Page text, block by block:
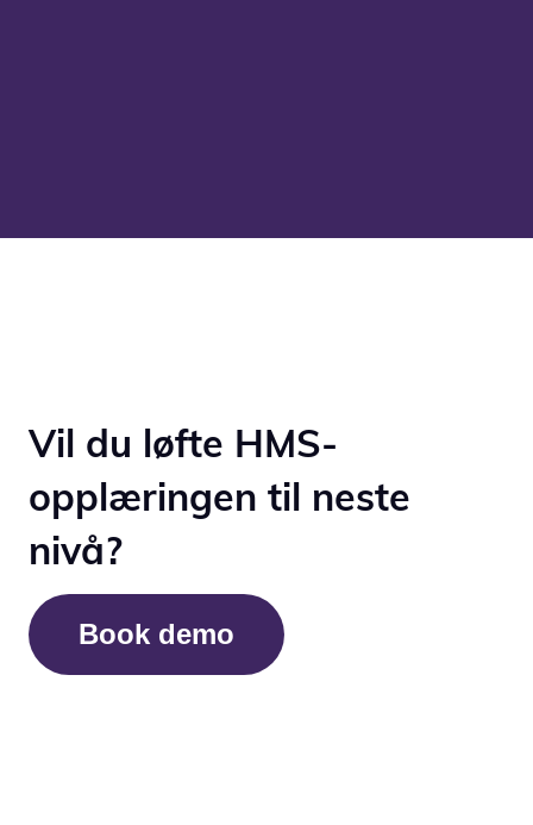
Vil du løfte HMS-
opplæringen til neste
nivå?
Book demo